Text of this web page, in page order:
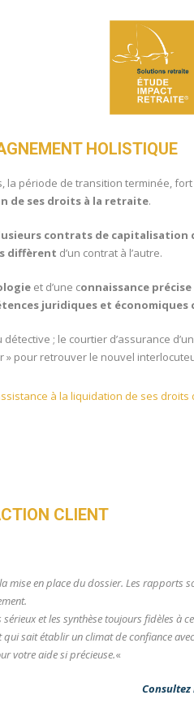
HOLISTIQUE
la période de transition terminée, fort
de ses droits à la retraite.
contrats de capitalisation
diffèrent d’un contrat à l’autre.
et d’une connaissance
juridiques et économiques
; le courtier d’assurance
» pour retrouver le nouvel
CLIENT
mise en place du dossier. Les rapports
et les synthèse toujours fidèles à
qui sait établir un climat de confiance
votre aide si précieuse.«
Consultez